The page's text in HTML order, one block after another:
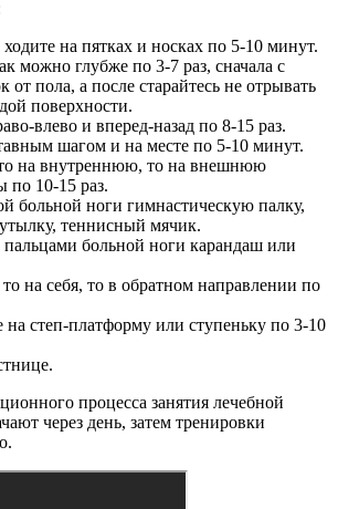
на пятках и носках по 5-10 минут.
можно глубже по 3-7 раз, сначала с
от пола, а после старайтесь не отрывать
поверхности.
влево и вперед-назад по 8-15 раз.
шагом и на месте по 5-10 минут.
на внутреннюю, то на внешнюю
по 10-15 раз.
больной ноги гимнастическую палку,
теннисный мячик.
пальцами больной ноги карандаш или
на себя, то в обратном направлении по
на степ-платформу или ступеньку по 3-10
процесса занятия лечебной
через день, затем тренировки